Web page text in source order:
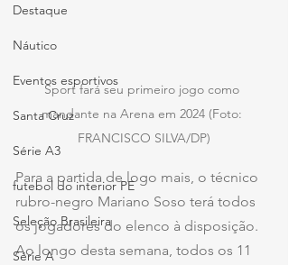
Destaque
Náutico
Eventos esportivos
Santa Cruz
Série A3
futebol do interior PE
Seleção Brasileira
Série A
Sport fará seu primeiro jogo como
mandante na Arena em 2024 (Foto:
FRANCISCO SILVA/DP)
Para a partida de logo mais, o técnico
rubro-negro Mariano Soso terá todos
os jogadores do elenco à disposição.
Ao longo desta semana, todos os 11